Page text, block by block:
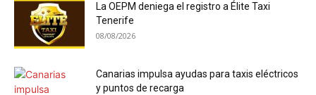
La OEPM deniega el registro a Élite Taxi
Tenerife
08/08/2026
Canarias impulsa ayudas para taxis eléctricos
y puntos de recarga